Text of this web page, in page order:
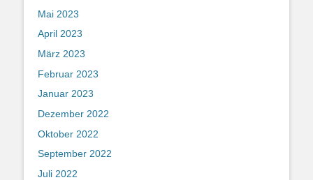
Mai 2023
April 2023
März 2023
Februar 2023
Januar 2023
Dezember 2022
Oktober 2022
September 2022
Juli 2022